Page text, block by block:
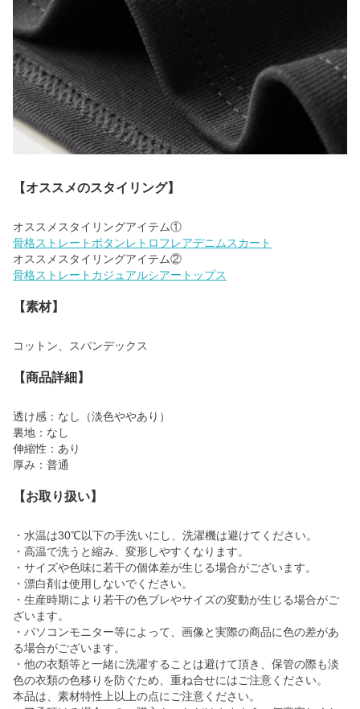
【オススメのスタイリング】
骨格ストレートボタンレトロフレアデニムスカート
骨格ストレートカジュアルシアートップス
【素材】
コットン、スパンデックス
【商品詳細】
透け感：なし（淡色ややあり）
裏地：なし
伸縮性：あり
厚み：普通
【お取り扱い】
・水温は30℃以下の手洗いにし、洗濯機は避けてください。
・高温で洗うと縮み、変形しやすくなります。
・サイズや色味に若干の個体差が生じる場合がございます。
・漂白剤は使用しないでください。
・生産時期により若干の色ブレやサイズの変動が生じる場合がご
ざいます。
・パソコンモニター等によって、画像と実際の商品に色の差があ
る場合がございます。
・他の衣類等と一緒に洗濯することは避けて頂き、保管の際も淡
色の衣類の色移りを防ぐため、重ね合せにはご注意ください。
本品は、素材特性上以上の点にご注意ください。